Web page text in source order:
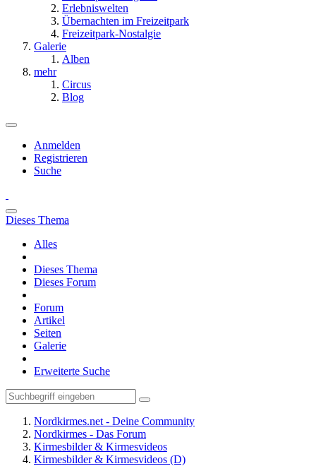
Erlebniswelten
Übernachten im Freizeitpark
Freizeitpark-Nostalgie
Galerie
Alben
mehr
Circus
Blog
Anmelden
Registrieren
Suche
Dieses Thema
Alles
Dieses Thema
Dieses Forum
Forum
Artikel
Seiten
Galerie
Erweiterte Suche
Nordkirmes.net - Deine Community
Nordkirmes - Das Forum
Kirmesbilder & Kirmesvideos
Kirmesbilder & Kirmesvideos (D)